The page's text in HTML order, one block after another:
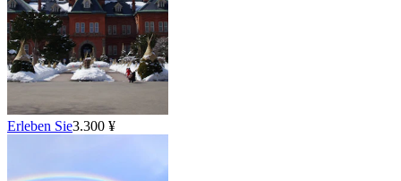
Erleben Sie3.300 ¥